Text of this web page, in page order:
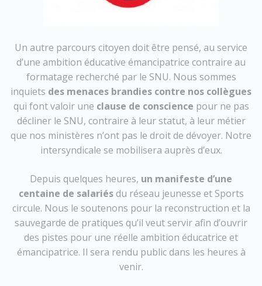
Un autre parcours citoyen doit être pensé, au service
d’une ambition éducative émancipatrice contraire au
formatage recherché par le SNU. Nous sommes
inquiets des menaces brandies contre nos collègues
qui font valoir une clause de conscience pour ne pas
décliner le SNU, contraire à leur statut, à leur métier
que nos ministères n’ont pas le droit de dévoyer. Notre
intersyndicale se mobilisera auprès d’eux.
Depuis quelques heures, un manifeste d’une
centaine de salariésdu réseau jeunesse et Sports
circule. Nous le soutenons pour la reconstruction et la
sauvegarde de pratiques qu’il veut servir afin d’ouvrir
des pistes pour une réelle ambition éducatrice et
émancipatrice. Il sera rendu public dans les heures à
venir.